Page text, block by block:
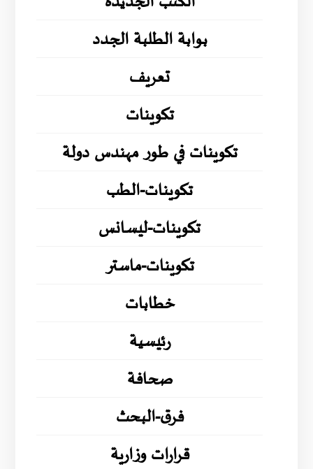
بوابة الطلبة الجدد
تعريف
تكوينات
تكوينات في طور مهندس دولة
تكوينات-الطب
تكوينات-ليسانس
تكوينات-ماستر
خطابات
رئيسية
صحافة
فرق-البحث
قرارات وزارية